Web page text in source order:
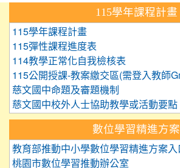
115學年課程計畫
115學年課程計畫
115彈性課程進度表
114教學正常化自我檢核表
115公開授課-教案繳交區(需登入教師
慈文國中命題及審題機制
慈文國中校外人士協助教學或活動要點
數位學習精進方案
教育部推動中小學數位學習精進方案入
桃園市數位學習推動辦公室